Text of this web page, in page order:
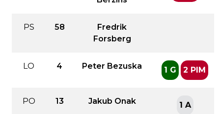
PS 58
Fredrik
Forsberg
LO 4 Peter Bezuska 1 G 2 PIM
PO 13 Jakub Onak 1 A